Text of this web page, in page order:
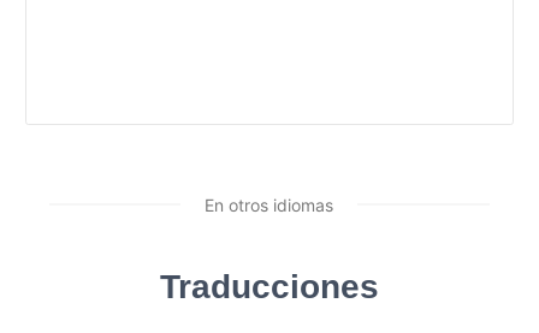
En otros idiomas
Traducciones